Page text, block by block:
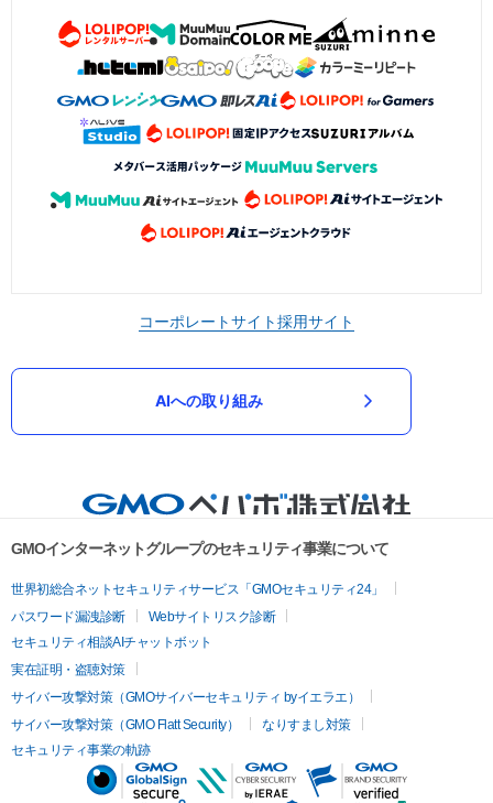
コーポレートサイト採用サイト
AIへの取り組み
GMOインターネットグループのセキュリティ事業について
世界初総合ネットセキュリティサービス「GMOセキュリティ24」
パスワード漏洩診断
Webサイトリスク診断
セキュリティ相談AIチャットボット
実在証明・盗聴対策
サイバー攻撃対策（GMOサイバーセキュリティ byイエラエ）
サイバー攻撃対策（GMO Flatt Security）
なりすまし対策
セキュリティ事業の軌跡